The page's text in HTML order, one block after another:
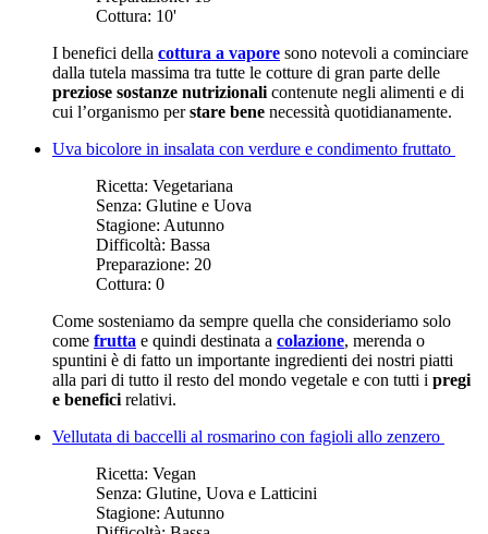
Cottura: 10'
I benefici della cottura a vapore sono notevoli a cominciare
dalla tutela massima tra tutte le cotture di gran parte delle
preziose sostanze nutrizionali contenute negli alimenti e di
cui l’organismo perstare bene necessità quotidianamente.
Uva bicolore in insalata con verdure e condimento fruttato
Ricetta: Vegetariana
Senza: Glutine e Uova
Stagione: Autunno
Difficoltà: Bassa
Preparazione: 20
Cottura: 0
Come sosteniamo da sempre quella che consideriamo solo
come frutta e quindi destinata a colazione, merenda o
spuntini è di fatto un importante ingredienti dei nostri piatti
alla pari di tutto il resto del mondo vegetale e con tutti i pregi
e benefici relativi.
Vellutata di baccelli al rosmarino con fagioli allo zenzero
Ricetta: Vegan
Senza: Glutine, Uova e Latticini
Stagione: Autunno